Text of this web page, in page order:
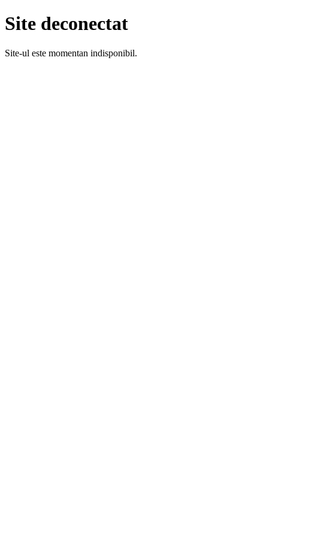
Site deconectat
Site-ul este momentan indisponibil.